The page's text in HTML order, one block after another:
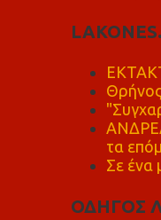
τα
Σε ένα
ΟΔΗΓΟΣ